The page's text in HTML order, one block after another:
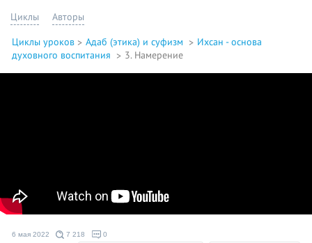
Циклы Авторы
Циклы уроков Адаб (этика) и суфизм
Ихсан - основа
духовного воспитания
3. Намерение
6 мая 2022 7 218 0